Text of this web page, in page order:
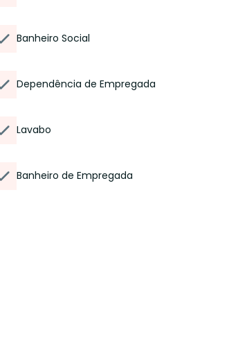
Banheiro Social
Dependência de Empregada
Lavabo
Banheiro de Empregada